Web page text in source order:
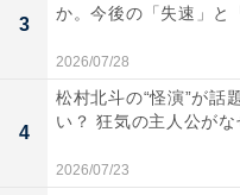
3
か。今後の「失速」と
2026/07/28
4
松村北斗の“怪演”が話
い？ 狂気の主人公がな
2026/07/23